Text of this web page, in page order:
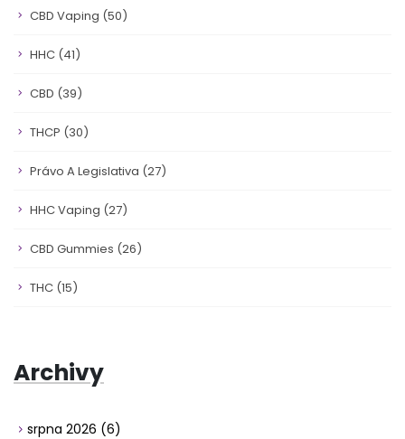
CBD Vaping (50)
HHC (41)
CBD (39)
THCP (30)
Právo A Legislativa (27)
HHC Vaping (27)
CBD Gummies (26)
THC (15)
Archivy
srpna 2026 (6)